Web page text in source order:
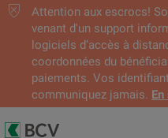
Attention aux escrocs!
venant d'un support
logiciels d’accès à
coordonnées du
paiements. Vos
communiquez jamais.